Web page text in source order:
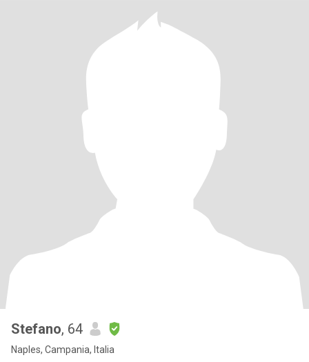
Stefano, 64
Naples, Campania, Italia